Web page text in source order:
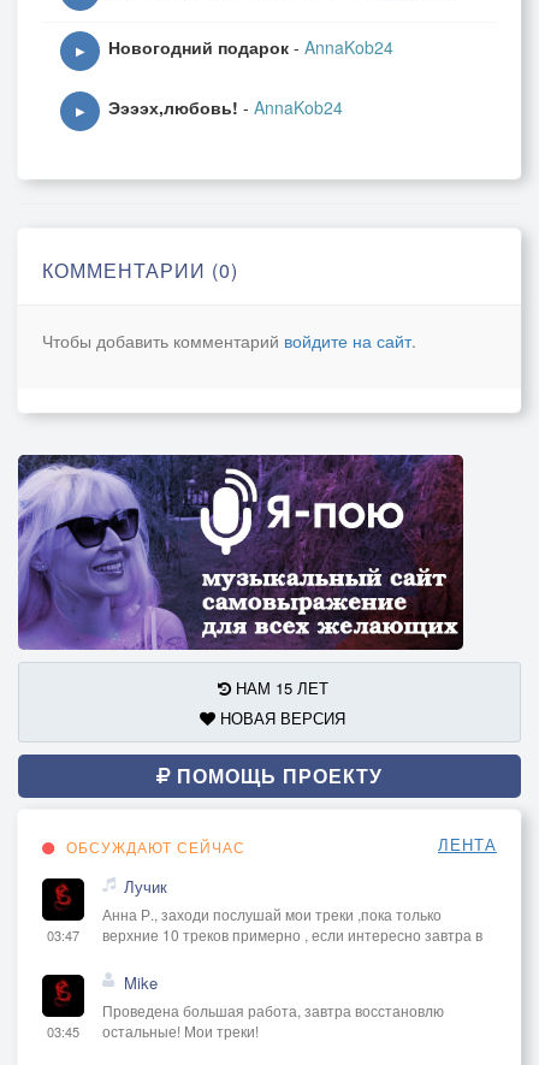
▶ Новогодний подарок - AnnaKob24
▶ Ээээх,любовь! - AnnaKob24
КОММЕНТАРИИ (0)
Чтобы добавить комментарий войдите на сайт.
НАМ 15 ЛЕТ
НОВАЯ ВЕРСИЯ
ПОМОЩЬ ПРОЕКТУ
ОБСУЖДАЮТ СЕЙЧАС ЛЕНТА
03:47
Лучик
Анна Р., заходи послушай мои треки ,пока только
верхние 10 треков примерно , если интересно завтра в
03:45
Mike
Проведена большая работа, завтра восстановлю
остальные! Мои треки!